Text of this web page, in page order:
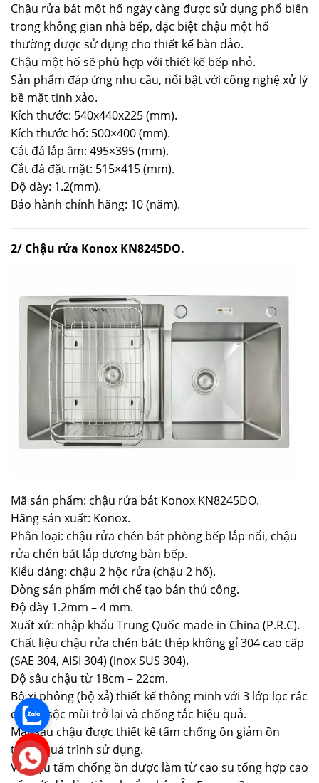
Chậu rửa bát một hố ngày càng được sử dụng phổ biến
trong không gian nhà bếp, đặc biệt chậu một hố
thường được sử dụng cho thiết kế bàn đảo.
Chậu một hố sẽ phù hợp với thiết kế bếp nhỏ.
Sản phẩm đáp ứng nhu cầu, nổi bật với công nghệ xử lý
bề mặt tinh xảo.
Kích thước: 540x440x225 (mm).
Kích thước hố: 500×400 (mm).
Cắt đá lắp âm: 495×395 (mm).
Cắt đá đặt mặt: 515×415 (mm).
Độ dày: 1.2(mm).
Bảo hành chính hãng: 10 (năm).
2/ Chậu rửa Konox KN8245DO.
Mã sản phẩm: chậu rửa bát Konox KN8245DO.
Hãng sản xuất: Konox.
Phân loại: chậu rửa chén bát phòng bếp lắp nổi, chậu
rửa chén bát lắp dương bàn bếp.
Kiểu dáng: chậu 2 hộc rửa (chậu 2 hố).
Dòng sản phẩm mới chế tạo bán thủ công.
Độ dày 1.2mm – 4 mm.
Xuất xứ: nhập khẩu Trung Quốc made in China (P.R.C).
Chất liệu chậu rửa chén bát: thép không gỉ 304 cao cấp
(SAE 304, AISI 304) (inox SUS 304).
Độ sâu chậu từ 18cm – 22cm.
Bộ xi phông (bộ xả) thiết kế thông minh với 3 lớp lọc rác
chống sộc mùi trở lại và chống tắc hiệu quả.
Mặt sau chậu được thiết kế tấm chống ồn giảm ồn
trong quá trình sử dụng.
Vật liệu tấm chống ồn được làm từ cao su tổng hợp cao